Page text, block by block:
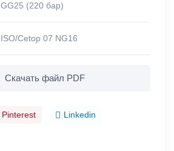
GG25 (220 бар)
ISO/Cetop 07 NG16
Скачать файл PDF
Pinterest Linkedin